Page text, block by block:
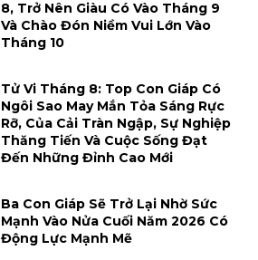
8, Trở Nên Giàu Có Vào Tháng 9
Và Chào Đón Niềm Vui Lớn Vào
Tháng 10
Tử Vi Tháng 8: Top Con Giáp Có
Ngôi Sao May Mắn Tỏa Sáng Rực
Rỡ, Của Cải Tràn Ngập, Sự Nghiệp
Thăng Tiến Và Cuộc Sống Đạt
Đến Những Đỉnh Cao Mới
Ba Con Giáp Sẽ Trở Lại Nhờ Sức
Mạnh Vào Nửa Cuối Năm 2026 Có
Động Lực Mạnh Mẽ